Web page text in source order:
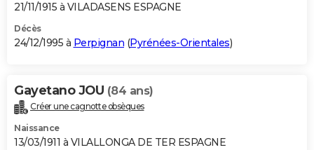
21/11/1915 à VILADASENS ESPAGNE
Décès
24/12/1995 à Perpignan (Pyrénées-Orientales)
Gayetano JOU (84 ans)
Créer une cagnotte obsèques
Naissance
13/03/1911 à VILALLONGA DE TER ESPAGNE